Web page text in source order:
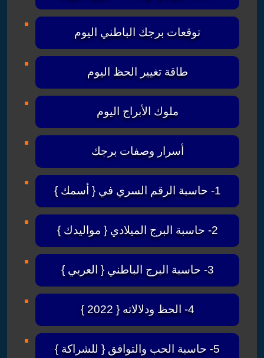
توقعات برجك الباطني اليوم
طاقة تغيير الحظ اليوم
ملوك الأبراج اليوم
أسرار وصفات برجك
1- حاسبة الرقم السري في { أسمك }
2- حاسبة البرج الميلادي { مواليدك }
3- حاسبة البرج الباطني { العربي }
4- الحظ ودلالاته { 2022 }
5- حاسبة الحب والتوافق { للشراكة }